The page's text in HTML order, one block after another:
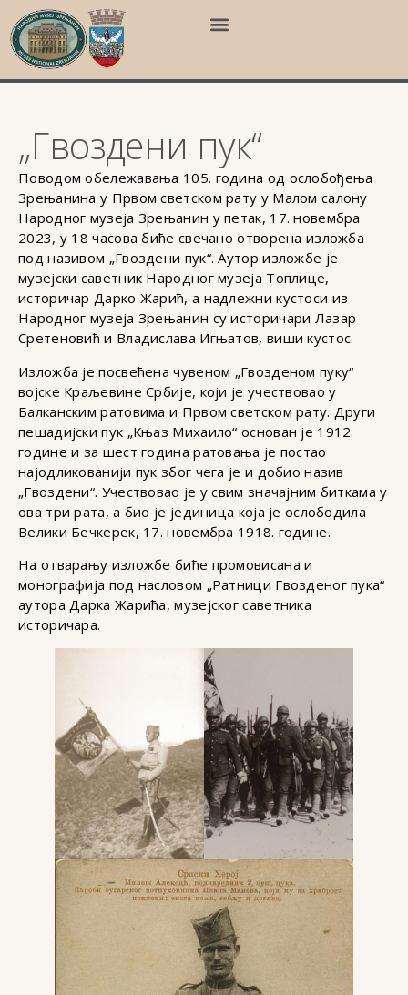
„Гвоздени пук“
Поводом обележавања 105. година од ослобођења
Зрењанина у Првом светском рату у Малом салону
Народног музеја Зрењанин у петак, 17. новембра
2023, у 18 часова биће свечано отворена изложба
под називом „Гвоздени пук“. Аутор изложбе је
музејски саветник Народног музеја Топлице,
историчар Дарко Жарић, а надлежни кустоси из
Народног музеја Зрењанин су историчари Лазар
Сретеновић и Владислава Игњатов, виши кустос.
Изложба је посвећена чувеном „Гвозденом пуку“
војске Краљевине Србије, који је учествовао у
Балканским ратовима и Првом светском рату. Други
пешадијски пук „Књаз Михаило“ основан је 1912.
године и за шест година ратовања је постао
најодликованији пук због чега је и добио назив
„Гвоздени“. Учествовао је у свим значајним биткама у
ова три рата, а био је јединица која је ослободила
Велики Бечкерек, 17. новембра 1918. године.
На отварању изложбе биће промовисана и
монографија под насловом „Ратници Гвозденог пука“
аутора Дарка Жарића, музејског саветника
историчара.